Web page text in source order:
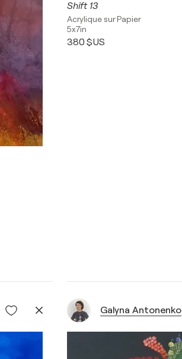
Shift 13
Acrylique sur Papier
5x7in
380 $US
Galyna Antonenko